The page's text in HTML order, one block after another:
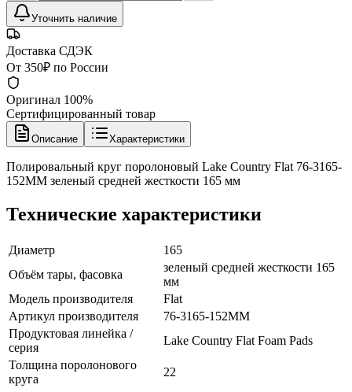
Уточнить наличие
Доставка СДЭК
От 350₽ по России
Оригинал 100%
Сертифицированный товар
Описание Характеристики
Полировальный круг поролоновый Lake Country Flat 76-3165-
152MM зеленый средней жесткости 165 мм
Технические характеристики
Диаметр
165
Объём тары, фасовка
зеленый средней жесткости 165
мм
Модель производителя
Flat
Артикул производителя
76-3165-152MM
Продуктовая линейка /
серия
Lake Country Flat Foam Pads
Толщина поролонового
круга
22